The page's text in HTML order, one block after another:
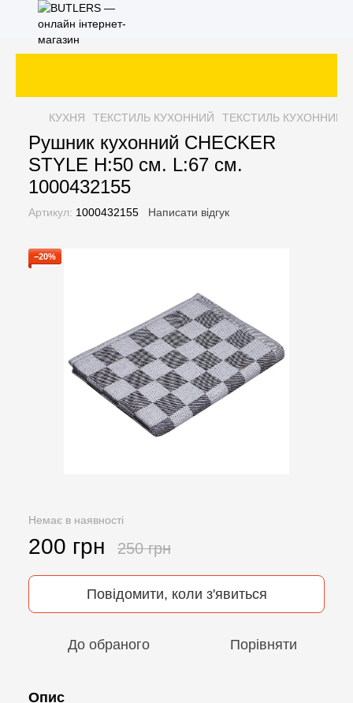
КУХНЯ ТЕКСТИЛЬ КУХОННИЙ ТЕКСТИЛЬ КУХОННИЙ
Рушник кухонний CHECKER
STYLE H:50 см. L:67 см.
1000432155
Артикул: 1000432155 Написати відгук
−20%
Немає в наявності
200 грн 250 грн
Повідомити, коли з'явиться
До обраного Порівняти
Опис